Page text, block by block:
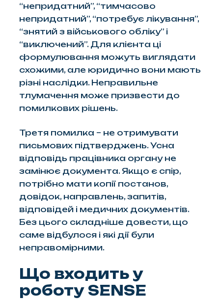
“непридатний”, “тимчасово
непридатний”, “потребує лікування”,
“знятий з військового обліку” і
“виключений”. Для клієнта ці
формулювання можуть виглядати
схожими, але юридично вони мають
різні наслідки. Неправильне
тлумачення може призвести до
помилкових рішень.
Третя помилка – не отримувати
письмових підтверджень. Усна
відповідь працівника органу не
замінює документа. Якщо є спір,
потрібно мати копії постанов,
довідок, направлень, запитів,
відповідей і медичних документів.
Без цього складніше довести, що
саме відбулося і які дії були
неправомірними.
Що входить у
роботу SENSE